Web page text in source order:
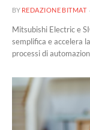
BY REDAZIONE BITMAT
Mitsubishi Electric e
semplifica e accelera
processi di